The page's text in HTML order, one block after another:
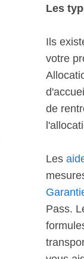
Les
Ils
votre
de
Les
Pass.